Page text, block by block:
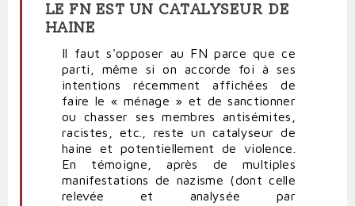
LE FN EST UN CATALYSEUR DE
HAINE
Il faut s'opposer au FN parce que ce
parti, même si on accorde foi à ses
intentions récemment affichées de
faire le « ménage » et de sanctionner
ou chasser ses membres antisémites,
racistes, etc., reste un catalyseur de
haine et potentiellement de violence.
En témoigne, après de multiples
manifestations de nazisme (dont celle
relevée et analysée par